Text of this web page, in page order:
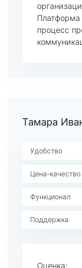
Платформа
процесс
Тамара
Удобство
Цена-качество
Функционал
Поддержка
Оценка: